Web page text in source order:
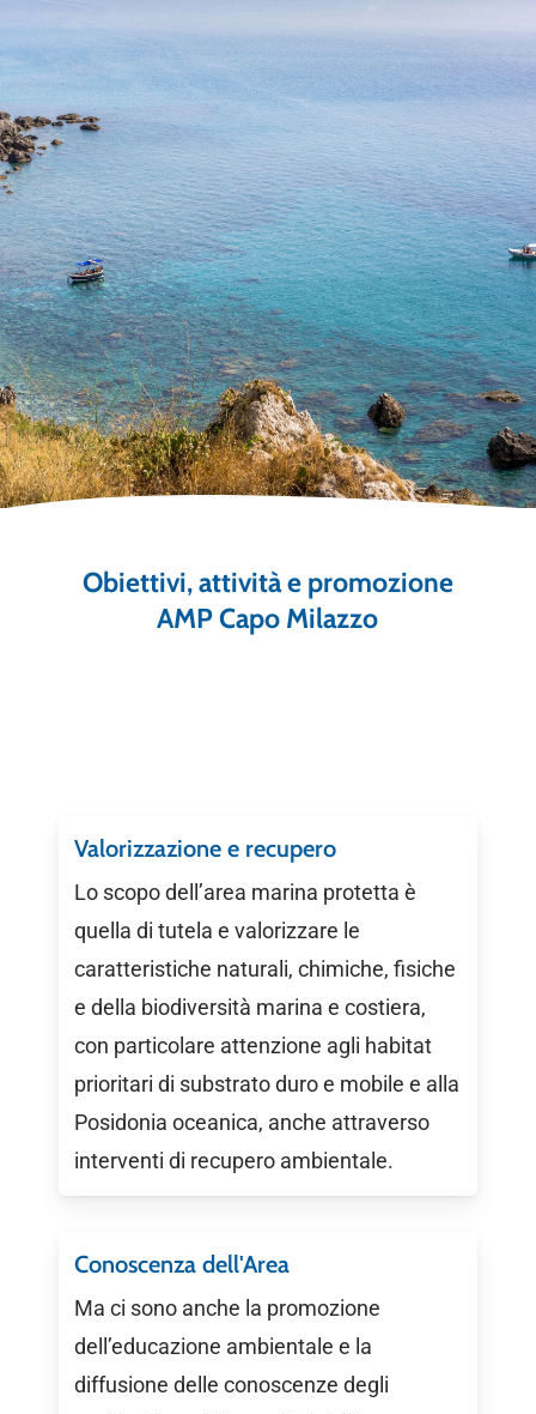
Obiettivi, attività e promozione
AMP Capo Milazzo
Valorizzazione e recupero
Lo scopo dell’area marina protetta è
quella di tutela e valorizzare le
caratteristiche naturali, chimiche, fisiche
e della biodiversità marina e costiera,
con particolare attenzione agli habitat
prioritari di substrato duro e mobile e alla
Posidonia oceanica, anche attraverso
interventi di recupero ambientale.
Conoscenza dell'Area
Ma ci sono anche la promozione
dell’educazione ambientale e la
diffusione delle conoscenze degli